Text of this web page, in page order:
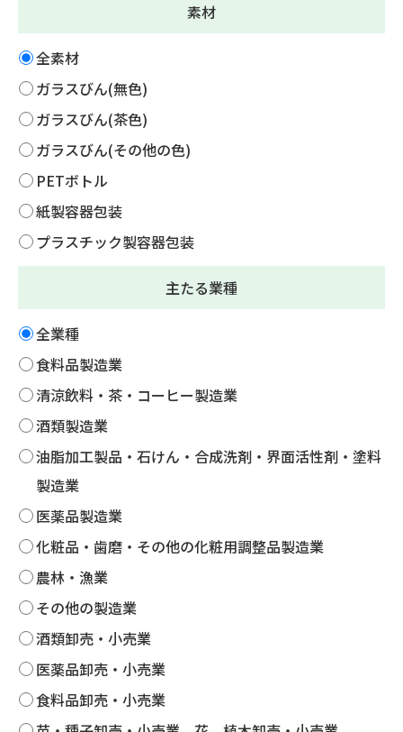
素材
全素材
ガラスびん(無色)
ガラスびん(茶色)
ガラスびん(その他の色)
PETボトル
紙製容器包装
プラスチック製容器包装
主たる業種
全業種
食料品製造業
清涼飲料・茶・コーヒー製造業
酒類製造業
油脂加工製品・石けん・合成洗剤・界面活性剤・塗料
製造業
医薬品製造業
化粧品・歯磨・その他の化粧用調整品製造業
農林・漁業
その他の製造業
酒類卸売・小売業
医薬品卸売・小売業
食料品卸売・小売業